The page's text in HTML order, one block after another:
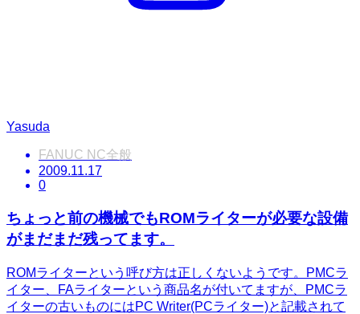
Yasuda
FANUC NC全般
2009.11.17
0
ちょっと前の機械でもROMライターが必要な設備
がまだまだ残ってます。
ROMライターという呼び方は正しくないようです。PMCラ
イター、FAライターという商品名が付いてますが、PMCラ
イターの古いものにはPC Writer(PCライター)と記載されて